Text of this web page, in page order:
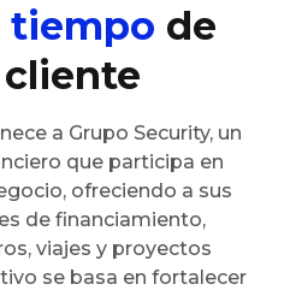
tiempo de
a Grupo Security, un
que participa en
ofreciendo a sus
de financiamiento,
viajes y proyectos
se basa en fortalecer